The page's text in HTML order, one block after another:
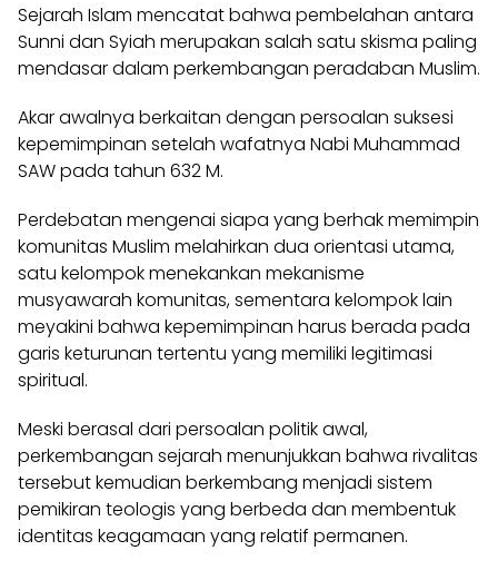
Sejarah Islam mencatat bahwa pembelahan antara
Sunni dan Syiah merupakan salah satu skisma paling
mendasar dalam perkembangan peradaban Muslim.
Akar awalnya berkaitan dengan persoalan suksesi
kepemimpinan setelah wafatnya Nabi Muhammad
SAW pada tahun 632 M.
Perdebatan mengenai siapa yang berhak memimpin
komunitas Muslim melahirkan dua orientasi utama,
satu kelompok menekankan mekanisme
musyawarah komunitas, sementara kelompok lain
meyakini bahwa kepemimpinan harus berada pada
garis keturunan tertentu yang memiliki legitimasi
spiritual.
Meski berasal dari persoalan politik awal,
perkembangan sejarah menunjukkan bahwa rivalitas
tersebut kemudian berkembang menjadi sistem
pemikiran teologis yang berbeda dan membentuk
identitas keagamaan yang relatif permanen.